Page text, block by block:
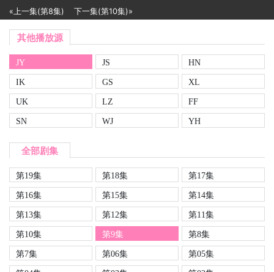
«上一集(第8集) 下一集(第10集)»
其他播放源
JY JS
HN
IK
GS
XL
UK
LZ
FF
SN
WJ YH
全部剧集
第19集 第18集
第17集
第16集
第15集
第14集
第13集
第12集
第11集
第10集
第9集
第8集
第7集
第06集
第05集